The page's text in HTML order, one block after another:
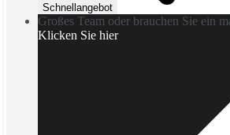
Schnellangebot
Großes Team oder brauchen Sie ein
Klicken Sie hier